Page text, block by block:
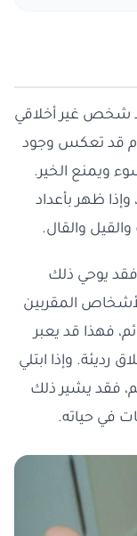
شخص غير أخلاقي
قد تعكس وجود
ويمنع الخير.
ظهر بأعداد
والقال.
فقد يوحي ذلك
المقربين
فهذا قد يعبر
وإذا ابتلي
فقد يشير ذلك
في حياته.